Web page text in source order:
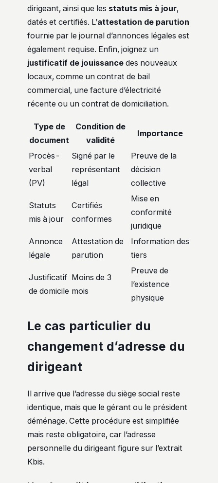
dirigeant, ainsi que les statuts mis à jour,
datés et certifiés. L’attestation de parution
fournie par le journal d’annonces légales est
également requise. Enfin, joignez un
justificatif de jouissance des nouveaux
locaux, comme un contrat de bail
commercial, une facture d’électricité
récente ou un contrat de domiciliation.
Type de
document
Condition de
validité
Importance
Procès-
verbal
(PV)
Signé par le
représentant
légal
Preuve de la
décision
collective
Statuts
mis à jour
Certifiés
conformes
Mise en
conformité
juridique
Annonce
légale
Attestation de
parution
Information des
tiers
Justificatif
de domicile
Moins de 3
mois
Preuve de
l’existence
physique
Le cas particulier du
changement d’adresse du
dirigeant
Il arrive que l’adresse du siège social reste
identique, mais que le gérant ou le président
déménage. Cette procédure est simplifiée
mais reste obligatoire, car l’adresse
personnelle du dirigeant figure sur l’extrait
Kbis.